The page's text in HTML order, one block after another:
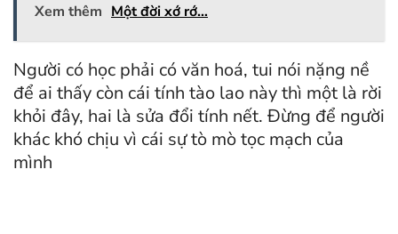
Xem thêm Một đời xớ rớ…
Người có học phải có văn hoá, tui nói nặng nề
để ai thấy còn cái tính tào lao này thì một là rời
khỏi đây, hai là sửa đổi tính nết. Đừng để người
khác khó chịu vì cái sự tò mò tọc mạch của
mình